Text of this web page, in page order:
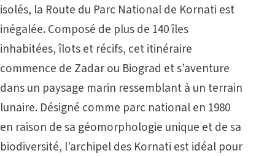
isolés, la Route du Parc National de Kornati est
inégalée. Composé de plus de 140 îles
inhabitées, îlots et récifs, cet itinéraire
commence de Zadar ou Biograd et s’aventure
dans un paysage marin ressemblant à un terrain
lunaire. Désigné comme parc national en 1980
en raison de sa géomorphologie unique et de sa
biodiversité, l’archipel des Kornati est idéal pour